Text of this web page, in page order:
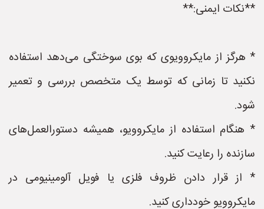
**نکات ایمنی:**
* هرگز از مایکروویوی که بوی سوختگی می‌دهد استفاده
نکنید تا زمانی که توسط یک متخصص بررسی و تعمیر
شود.
* هنگام استفاده از مایکروویو، همیشه دستورالعمل‌های
سازنده را رعایت کنید.
* از قرار دادن ظروف فلزی یا فویل آلومینیومی در
مایکروویو خودداری کنید.